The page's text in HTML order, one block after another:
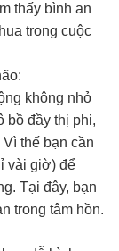
thấy bình an
trong cuộc
không nhỏ
bồ đầy thị phi,
thế bạn cần
vài giờ) để
Tại đây, bạn
trong tâm hồn.